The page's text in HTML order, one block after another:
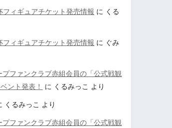
フィギュアチケット発売情報 に くる
フィギュアチケット発売情報 に ぐみ
ファンクラブ赤組会員の「公式戦観
ント発表！
に くるみっこ より
くるみっこ より
ファンクラブ赤組会員の「公式戦観